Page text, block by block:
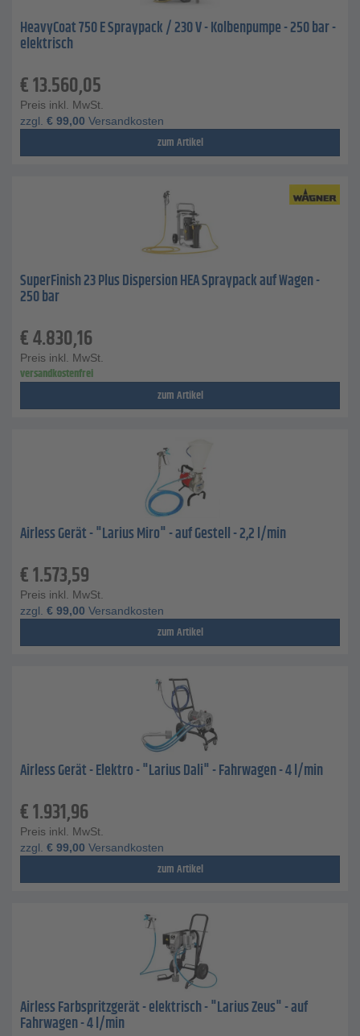
HeavyCoat 750 E Spraypack / 230 V - Kolbenpumpe - 250 bar -
elektrisch
€13.560,05
Preis inkl. MwSt.
zzgl. € 99,00 Versandkosten
zum Artikel
SuperFinish 23 Plus Dispersion HEA Spraypack auf Wagen -
250 bar
€4.830,16
Preis inkl. MwSt.
versandkostenfrei
zum Artikel
Airless Gerät - "Larius Miro" - auf Gestell - 2,2 l/min
€1.573,59
Preis inkl. MwSt.
zzgl. € 99,00 Versandkosten
zum Artikel
Airless Gerät - Elektro - "Larius Dali" - Fahrwagen - 4 l/min
€1.931,96
Preis inkl. MwSt.
zzgl. € 99,00 Versandkosten
zum Artikel
Airless Farbspritzgerät - elektrisch - "Larius Zeus" - auf
Fahrwagen - 4 l/min